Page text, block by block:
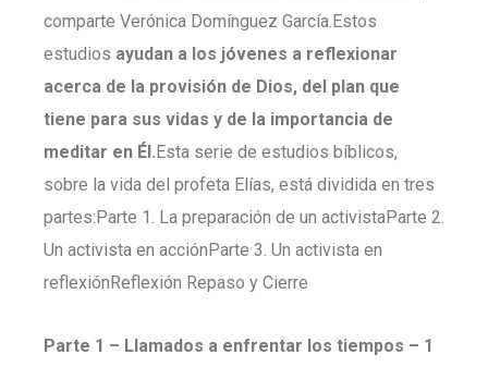
comparte Verónica Domínguez García.Estos
estudios ayudan a los jóvenes a reflexionar
acerca de la provisión de Dios, del plan que
tiene para sus vidas y de la importancia de
meditar en Él.Esta serie de estudios bíblicos,
sobre la vida del profeta Elías, está dividida en tres
partes:Parte 1. La preparación de un activistaParte 2.
Un activista en acciónParte 3. Un activista en
reflexiónReflexión Repaso y Cierre
Parte 1 – Llamados a enfrentar los tiempos – 1